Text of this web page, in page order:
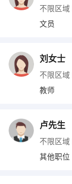
不限区域
文员
刘女士
不限区域
教师
卢先生
不限区域
其他职位